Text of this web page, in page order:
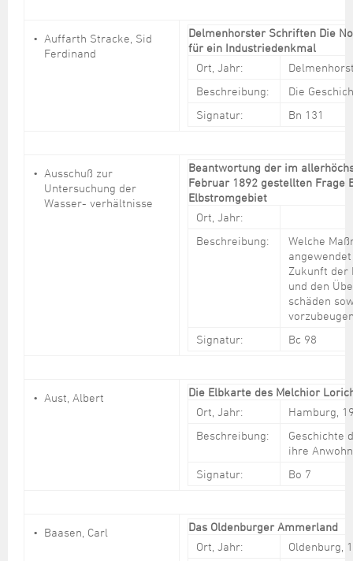
Auffarth Stracke, Sid
Ferdinand
Delmenhorster Schriften Die
für ein Industriedenkmal
Ort, Jahr:
Beschreibung:
Die
Signatur:
Bn 131
Ausschuß zur
Untersuchung der
Wasser- verhältnisse
Beantwortung der im
Februar 1892 gestellten Frage
Elbstromgebiet
Ort, Jahr:
Beschreibung:
Welche
Zukunft der
und den
schäden
Signatur:
Bc 98
Aust, Albert
Die Elbkarte des Melchior
Ort, Jahr:
Hamburg,
Beschreibung:
Geschichte
ihre
Signatur:
Bo 7
Baasen, Carl
Das Oldenburger Ammerland
Ort, Jahr:
Oldenburg,